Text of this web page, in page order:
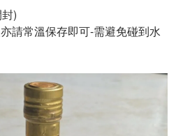
)
請常溫保存即可-需避免碰到水